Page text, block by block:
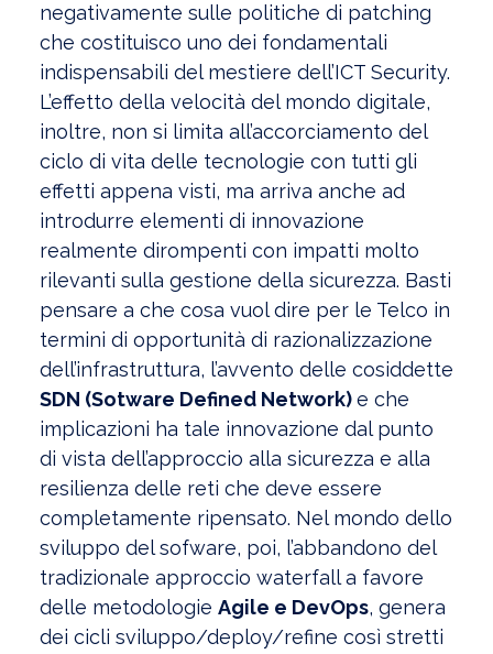
negativamente sulle politiche di patching
che costituisco uno dei fondamentali
indispensabili del mestiere dell’ICT Security.
L’effetto della velocità del mondo digitale,
inoltre, non si limita all’accorciamento del
ciclo di vita delle tecnologie con tutti gli
effetti appena visti, ma arriva anche ad
introdurre elementi di innovazione
realmente dirompenti con impatti molto
rilevanti sulla gestione della sicurezza. Basti
pensare a che cosa vuol dire per le Telco in
termini di opportunità di razionalizzazione
dell’infrastruttura, l’avvento delle cosiddette
SDN (Sotware Defined Network)e che
implicazioni ha tale innovazione dal punto
di vista dell’approccio alla sicurezza e alla
resilienza delle reti che deve essere
completamente ripensato. Nel mondo dello
sviluppo del sofware, poi, l’abbandono del
tradizionale approccio waterfall a favore
delle metodologie Agile e DevOps, genera
dei cicli sviluppo/deploy/refine così stretti